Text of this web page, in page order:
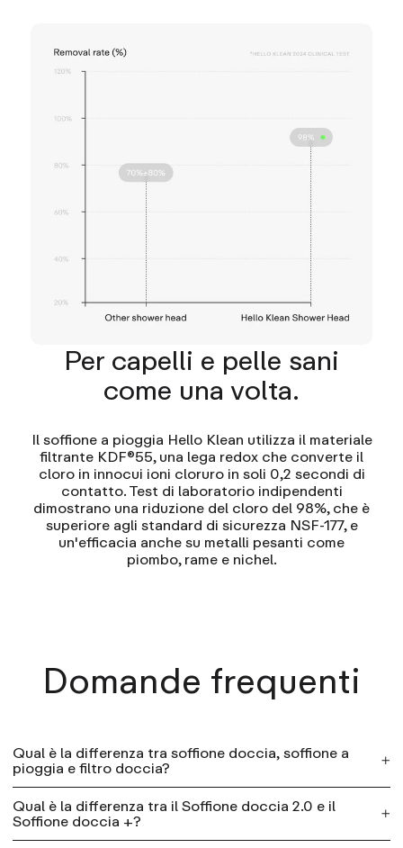
Per capelli e pelle sani
come una volta.
Il soffione a pioggia Hello Klean utilizza il materiale
filtrante KDF®55, una lega redox che converte il
cloro in innocui ioni cloruro in soli 0,2 secondi di
contatto. Test di laboratorio indipendenti
dimostrano una riduzione del cloro del 98%, che è
superiore agli standard di sicurezza NSF-177, e
un'efficacia anche su metalli pesanti come
piombo, rame e nichel.
Domande frequenti
Qual è la differenza tra soffione doccia, soffione a
pioggia e filtro doccia?
Produciamo quattro modelli di prodotti per la
Qual è la differenza tra il Soffione doccia 2.0 e il
Soffione doccia +?